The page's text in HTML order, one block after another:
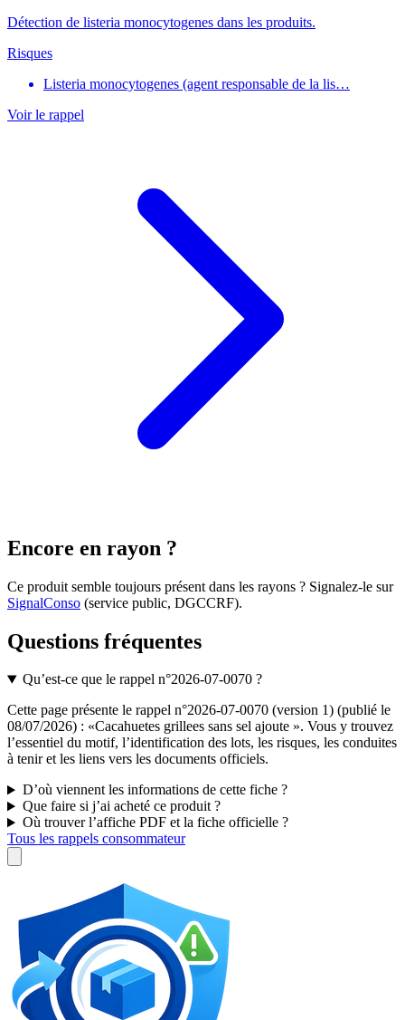
Détection de listeria monocytogenes dans les produits.
Risques
Listeria monocytogenes (agent responsable de la lis…
Voir le rappel
Encore en rayon ?
Ce produit semble toujours présent dans les rayons ? Signalez-le sur
SignalConso (service public, DGCCRF).
Questions fréquentes
Qu’est-ce que le rappel n°2026-07-0070 ?
Cette page présente le rappel n°2026-07-0070 (version 1) (publié le
08/07/2026) : «Cacahuetes grillees sans sel ajoute ». Vous y trouvez
l’essentiel du motif, l’identification des lots, les risques, les conduites
à tenir et les liens vers les documents officiels.
D’où viennent les informations de cette fiche ?
Que faire si j’ai acheté ce produit ?
Où trouver l’affiche PDF et la fiche officielle ?
Tous les rappels consommateur